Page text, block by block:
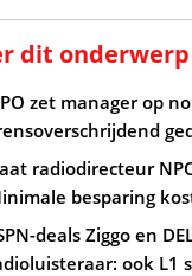
dit onderwerp
zet manager op
radiodirecteur
besparing
deals Ziggo en
ook L1